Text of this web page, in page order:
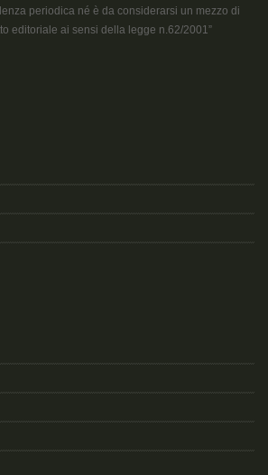
periodica né è da considerarsi un mezzo di
editoriale ai sensi della legge n.62/2001”